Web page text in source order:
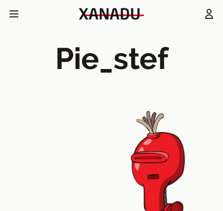
Pie_stef